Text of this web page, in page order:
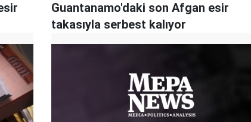
Guantanamo'daki son Afgan esir
takasıyla serbest kalıyor